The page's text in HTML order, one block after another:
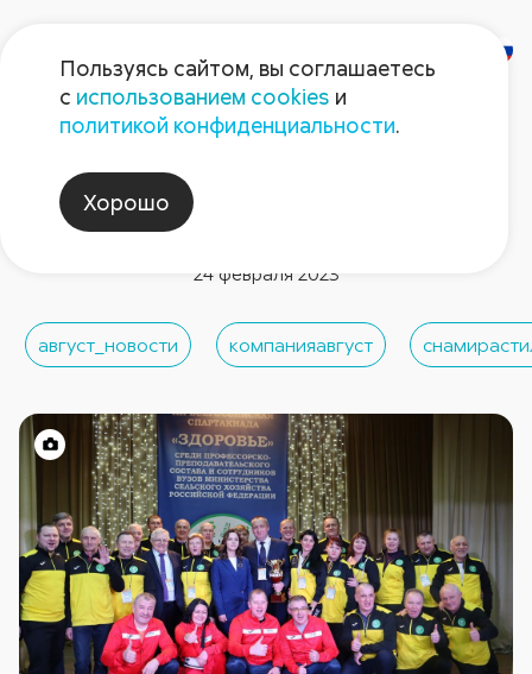
Новости компании
Спартакиада в Пензенском
24 февраля 2023
август_новости компанияавгуст
Пользуясь сайтом, вы соглашаетесь
с использованием cookies и
политикой конфиденциальности.
Хорошо